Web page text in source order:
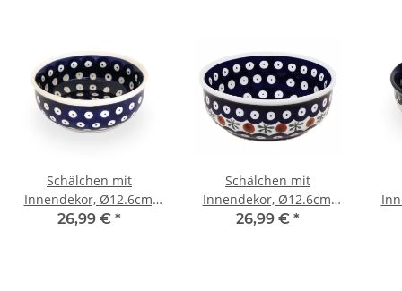
Schälchen mit
Innendekor, Ø12.6cm,
H=4.7cm, V=0.25 Liter,
26,99 € *
Schälchen mit
Innendekor, Ø12.6cm,
H=4.7cm, V=0.25 Liter,
26,99 € *